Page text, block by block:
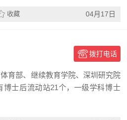
收藏 04月17日
拨打电话
育部、继续教育学院、深圳研究院
博士后流动站21个，一级学科博士